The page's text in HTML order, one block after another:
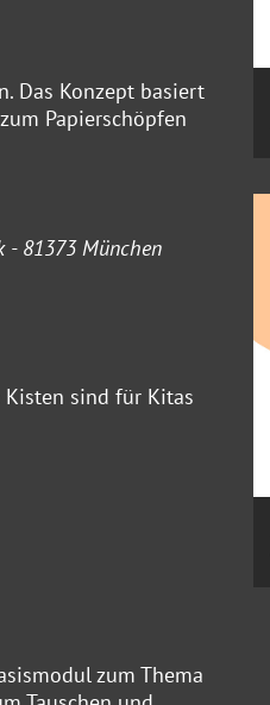
Das Konzept basiert
Papierschöpfen
- 81373 München
sind für Kitas
zum Thema